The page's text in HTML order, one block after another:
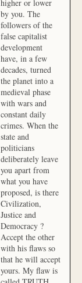
higher or lower
by you. The
followers of the
false capitalist
development
have, in a few
decades, turned
the planet into a
medieval phase
with wars and
constant daily
crimes. When the
state and
politicians
deliberately leave
you apart from
what you have
proposed, is there
Civilization,
Justice and
Democracy ?
Accept the other
with his flaws so
that he will accept
yours. My flaw is